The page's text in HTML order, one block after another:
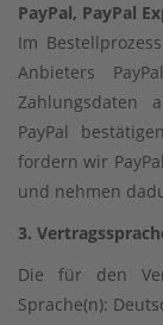
PayPal, PayPal
Im
Anbieters
Zahlungsdaten
PayPal
fordern wir
und nehmen
3.
Die für den
Sprache(n):